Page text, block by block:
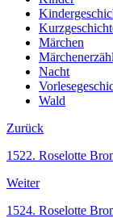
Märchen
Nacht
Wald
Zurück
1522. Roselotte
Weiter
1524. Roselotte